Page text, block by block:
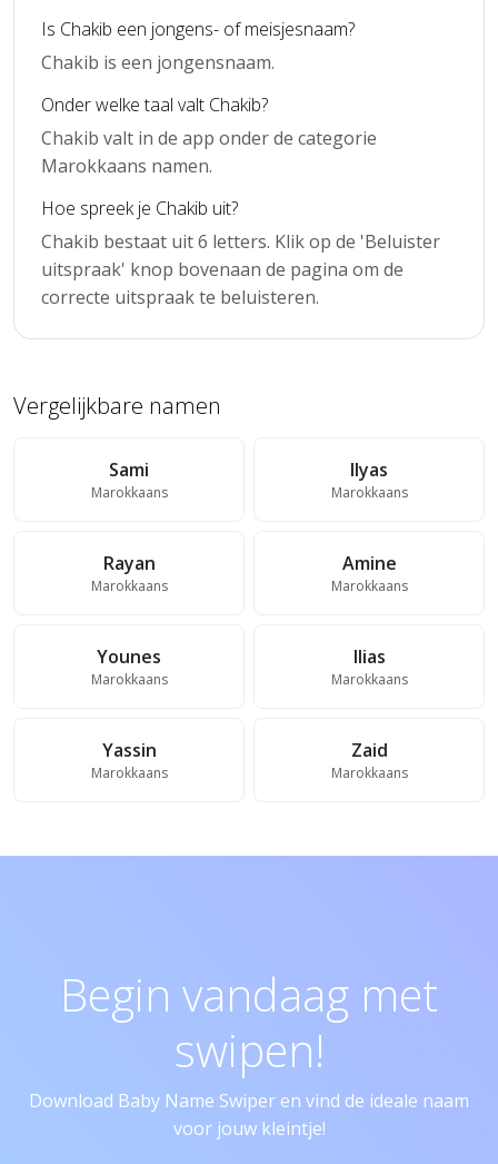
Is Chakib een jongens- of meisjesnaam?
Chakib is een jongensnaam.
Onder welke taal valt Chakib?
Chakib valt in de app onder de categorie
Marokkaans namen.
Hoe spreek je Chakib uit?
Chakib bestaat uit 6 letters. Klik op de 'Beluister
uitspraak' knop bovenaan de pagina om de
correcte uitspraak te beluisteren.
Vergelijkbare namen
Sami
Marokkaans
Ilyas
Marokkaans
Rayan
Marokkaans
Amine
Marokkaans
Younes
Marokkaans
Ilias
Marokkaans
Yassin
Marokkaans
Zaid
Marokkaans
Begin vandaag met
swipen!
Download Baby Name Swiper en vind de ideale naam
voor jouw kleintje!